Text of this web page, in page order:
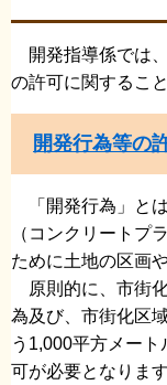
開発指導係では
の許可に関するこ
開発行為等の
「開発行為」と
（コンクリートプ
ために土地の区画
原則的に、市街
為及び、市街化区
う1,000平方メー
可が必要となりま